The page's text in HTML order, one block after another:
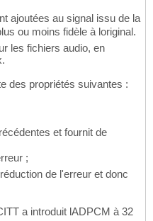
ajoutées au signal issu de la
ou moins fidèle à loriginal.
les fichiers audio, en
des propriétés suivantes :
et fournit de
;
de l'erreur et donc
a introduit lADPCM à 32